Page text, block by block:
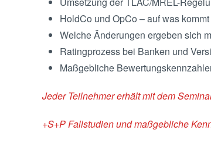
HoldCo und OpCo – auf was
Welche Änderungen ergeben sich
Ratingprozess bei Banken und
Maßgebliche
Jeder Teilnehmer erhält mit dem
+S+P Fallstudien und maßgebliche